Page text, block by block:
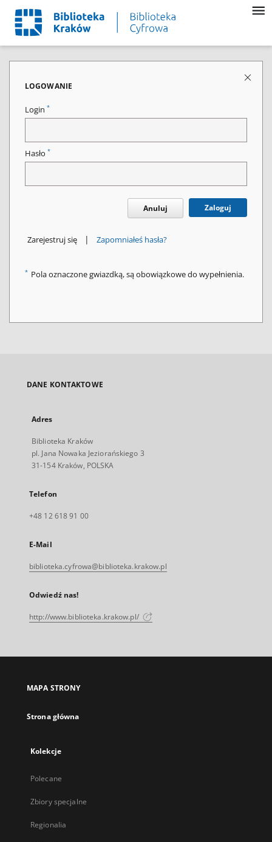
LOGOWANIE
Login *
Hasło *
Anuluj Zaloguj
Zarejestruj się | Zapomniałeś hasła?
* Pola oznaczone gwiazdką, są obowiązkowe do wypełnienia.
DANE KONTAKTOWE
Adres
Biblioteka Kraków
pl. Jana Nowaka Jeziorańskiego 3
31-154 Kraków, POLSKA
Telefon
+48 12 618 91 00
E-Mail
biblioteka.cyfrowa@biblioteka.krakow.pl
Odwiedź nas!
http://www.biblioteka.krakow.pl/
MAPA STRONY
Strona główna
Kolekcje
Polecane
Zbiory specjalne
Regionalia